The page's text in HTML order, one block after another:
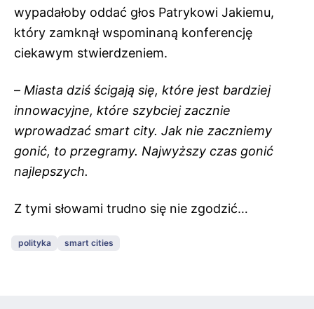
wypadałoby oddać głos Patrykowi Jakiemu,
który zamknął wspominaną konferencję
ciekawym stwierdzeniem.
– Miasta dziś ścigają się, które jest bardziej
innowacyjne, które szybciej zacznie
wprowadzać smart city. Jak nie zaczniemy
gonić, to przegramy. Najwyższy czas gonić
najlepszych.
Z tymi słowami trudno się nie zgodzić…
polityka smart cities